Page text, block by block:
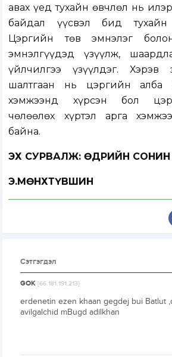
авах үед тухайн өвчлөл нь
байдал үүсвэл бид тухайн
Цэргийн төв эмнэлэг
эмнэлгүүдэд үзүүлж,
үйлчилгээ үзүүлдэг.
шалтгаан нь цэргийн алба
хэмжээнд хүрсэн бол
чөлөөлөх хүртэл арга
байна.
ЭХ СУРВАЛЖ: ӨДРИЙН СОНИН
Э.МӨНХТҮВШИН
Сэтгэгдэл
GOK[66.181.191.213]
erdenetin ezen khaan gegdej bui Batlut
avilgalchid mBugd adilkhan